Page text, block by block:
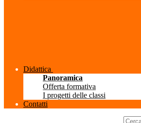
Didattica
Panoramica
Offerta formativa
I progetti delle classi
Contatti